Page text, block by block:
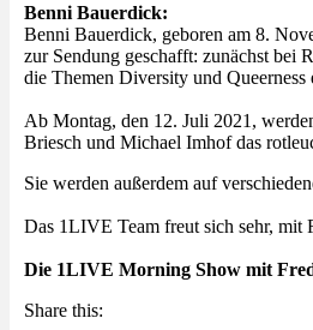
Benni Bauerdick:
Benni Bauerdick, geboren am 8.
zur Sendung geschafft: zunächst
die Themen Diversity und Queerness
Ab Montag, den 12. Juli 2021,
Briesch und Michael Imhof das
Sie werden außerdem auf
Das 1LIVE Team freut sich sehr, mit
Die 1LIVE Morning Show mit
Share this: